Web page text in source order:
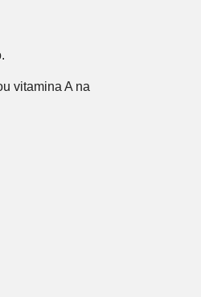
vitamina A na